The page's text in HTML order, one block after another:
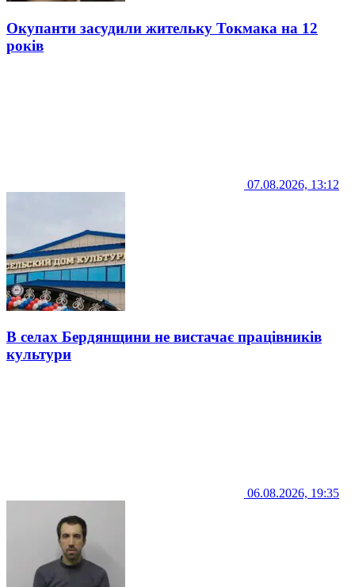
Окупанти засудили жительку Токмака на 12
років
07.08.2026, 13:12
В селах Бердянщини не вистачає працівників
культури
06.08.2026, 19:35